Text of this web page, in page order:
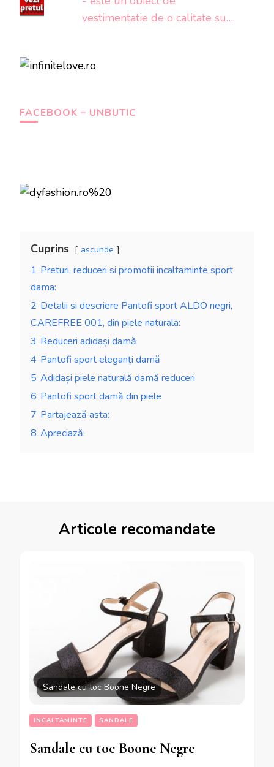
vestimentatie de o calitate su…
FACEBOOK – UNBUTIC
Cuprins ascunde
1 Preturi, reduceri si promotii incaltaminte sport
dama:
2 Detalii si descriere Pantofi sport ALDO negri,
CAREFREE 001, din piele naturala:
3 Reduceri adidași damă
4 Pantofi sport eleganți damă
5 Adidași piele naturală damă reduceri
6 Pantofi sport damă din piele
7 Partajează asta:
8 Apreciază:
Articole recomandate
Sandale cu toc Boone Negre
INCALTAMINTE SANDALE
Sandale cu toc Boone Negre